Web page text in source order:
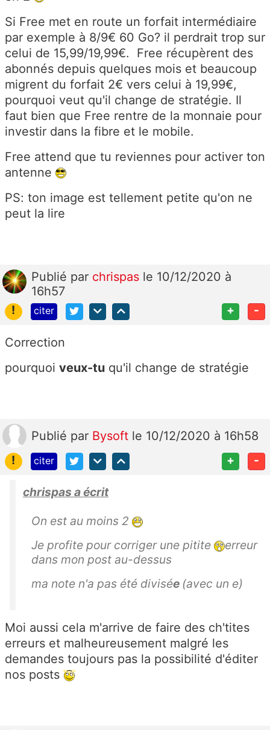
Si Free met en route un forfait intermédiaire
par exemple à 8/9€ 60 Go? il perdrait trop sur
celui de 15,99/19,99€. Free récupèrent des
abonnés depuis quelques mois et beaucoup
migrent du forfait 2€ vers celui à 19,99€,
pourquoi veut qu'il change de stratégie. Il
faut bien que Free rentre de la monnaie pour
investir dans la fibre et le mobile.
Free attend que tu reviennes pour activer ton
antenne
PS: ton image est tellement petite qu'on ne
peut la lire
Publié par chrispas le 10/12/2020 à
16h57
!
citer + -
Correction
pourquoi veux-tu qu'il change de stratégie
Publié par Bysoft le 10/12/2020 à 16h58
!
citer + -
chrispas a écrit
On est au moins 2
Je profite pour corriger une pitite
erreur
dans mon post au-dessus
ma note n'a pas été divisée (avec un e)
Moi aussi cela m'arrive de faire des ch'tites
erreurs et malheureusement malgré les
demandes toujours pas la possibilité d'éditer
nos posts